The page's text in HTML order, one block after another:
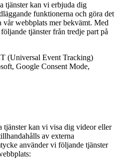
tjänster kan vi erbjuda dig
funktionerna och göra det
webbplats mer bekvämt. Med
tjänster från tredje part på
(Universal Event Tracking)
Google Consent Mode,
tjänster kan vi visa dig videor eller
av externa
använder vi följande tjänster